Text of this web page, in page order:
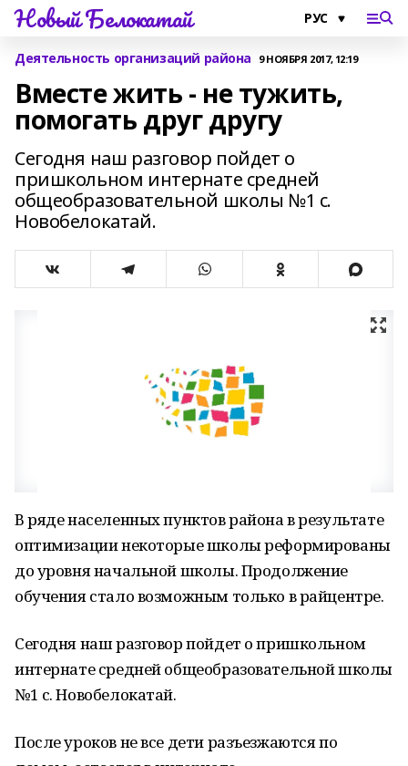
Новый Белокатай
Деятельность организаций района 9 НОЯБРЯ 2017, 12:19
Вместе жить - не тужить,
помогать друг другу
Сегодня наш разговор пойдет о
пришкольном интернате средней
общеобразовательной школы №1 с.
Новобелокатай.
В ряде населенных пунктов района в результате
оптимизации некоторые школы реформированы
до уровня начальной школы. Продолжение
обучения стало возможным только в райцентре.
Сегодня наш разговор пойдет о пришкольном
интернате средней общеобразовательной школы
№1 с. Новобелокатай.
После уроков не все дети разъезжаются по